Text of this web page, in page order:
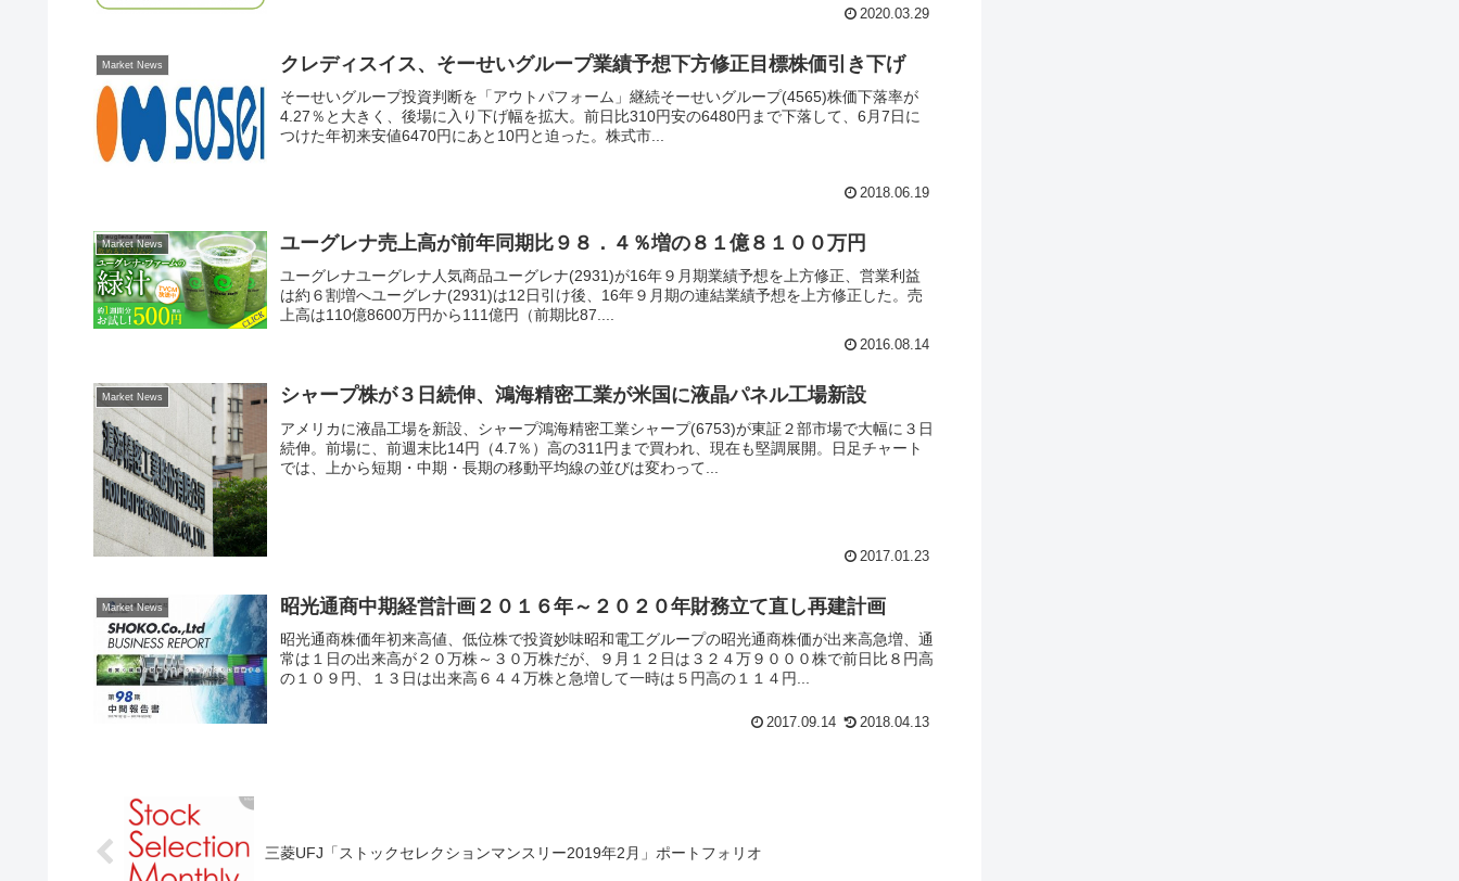
2020.03.29
Market News クレディスイス、そーせいグループ業績予想下方修正目標株価引き下げ
そーせいグループ投資判断を「アウトパフォーム」継続そーせいグループ(4565)株価下落率が
4.27％と大きく、後場に入り下げ幅を拡大。前日比310円安の6480円まで下落して、6月7日に
つけた年初来安値6470円にあと10円と迫った。株式市...
2018.06.19
Market News ユーグレナ売上高が前年同期比９８．４％増の８１億８１００万円
ユーグレナユーグレナ人気商品ユーグレナ(2931)が16年９月期業績予想を上方修正、営業利益
は約６割増へユーグレナ(2931)は12日引け後、16年９月期の連結業績予想を上方修正した。売
上高は110億8600万円から111億円（前期比87....
2016.08.14
Market News シャープ株が３日続伸、鴻海精密工業が米国に液晶パネル工場新設
アメリカに液晶工場を新設、シャープ鴻海精密工業シャープ(6753)が東証２部市場で大幅に３日
続伸。前場に、前週末比14円（4.7％）高の311円まで買われ、現在も堅調展開。日足チャート
では、上から短期・中期・長期の移動平均線の並びは変わって...
2017.01.23
Market News 昭光通商中期経営計画２０１６年～２０２０年財務立て直し再建計画
昭光通商株価年初来高値、低位株で投資妙味昭和電工グループの昭光通商株価が出来高急増、通
常は１日の出来高が２０万株～３０万株だが、９月１２日は３２４万９０００株で前日比８円高
の１０９円、１３日は出来高６４４万株と急増して一時は５円高の１１４円...
2017.09.14 2018.04.13
三菱UFJ「ストックセレクションマンスリー2019年2月」ポートフォリオ